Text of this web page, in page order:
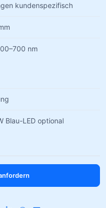
kundenspezifisch
nm
Blau-LED optional